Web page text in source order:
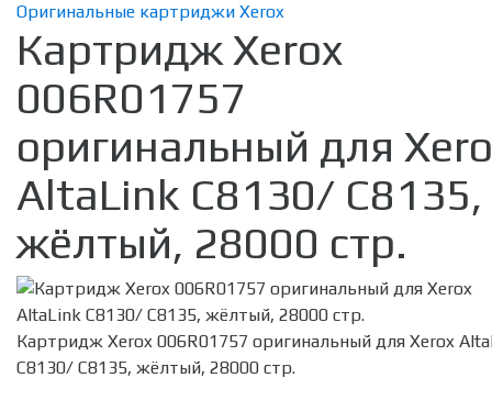
Оригинальные картриджи Xerox
Картридж Xerox
006R01757
оригинальный для
AltaLink C8130/ C8135,
жёлтый, 28000 стр.
Картридж Xerox 006R01757 оригинальный для Xerox
C8130/ C8135, жёлтый, 28000 стр.